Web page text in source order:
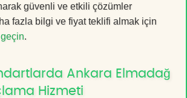
güvenli ve etkili çözümler
fazla bilgi ve fiyat teklifi almak için
.
Ankara Elmadağ
Hizmeti